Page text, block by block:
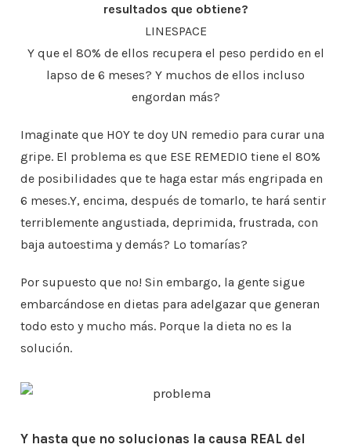
resultados que obtiene?
LINESPACE
Y que el 80% de ellos recupera el peso perdido en el
lapso de 6 meses? Y muchos de ellos incluso
engordan más?
Imaginate que HOY te doy UN remedio para curar una
gripe. El problema es que ESE REMEDIO tiene el 80%
de posibilidades que te haga estar más engripada en
6 meses.Y, encima, después de tomarlo, te hará sentir
terriblemente angustiada, deprimida, frustrada, con
baja autoestima y demás? Lo tomarías?
Por supuesto que no! Sin embargo, la gente sigue
embarcándose en dietas para adelgazar que generan
todo esto y mucho más. Porque la dieta no es la
solución.
Y hasta que no solucionas la causa REAL del